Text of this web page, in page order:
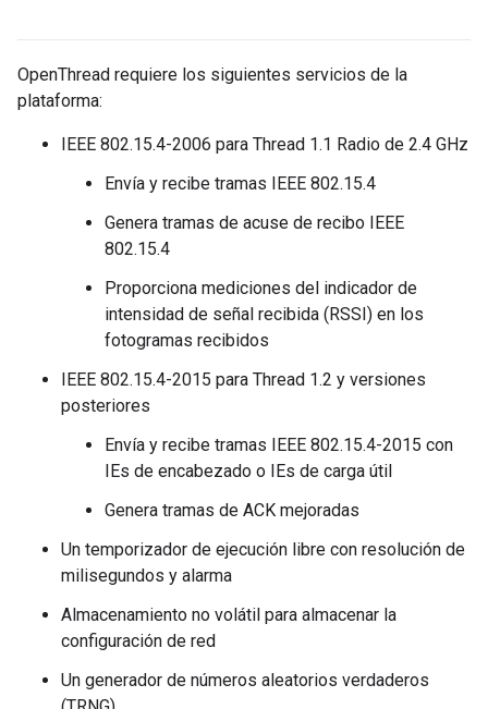
OpenThread requiere los siguientes servicios de la
plataforma:
IEEE 802.15.4-2006 para Thread 1.1 Radio de 2.4 GHz
Envía y recibe tramas IEEE 802.15.4
Genera tramas de acuse de recibo IEEE
802.15.4
Proporciona mediciones del indicador de
intensidad de señal recibida (RSSI) en los
fotogramas recibidos
IEEE 802.15.4-2015 para Thread 1.2 y versiones
posteriores
Envía y recibe tramas IEEE 802.15.4-2015 con
IEs de encabezado o IEs de carga útil
Genera tramas de ACK mejoradas
Un temporizador de ejecución libre con resolución de
milisegundos y alarma
Almacenamiento no volátil para almacenar la
configuración de red
Un generador de números aleatorios verdaderos